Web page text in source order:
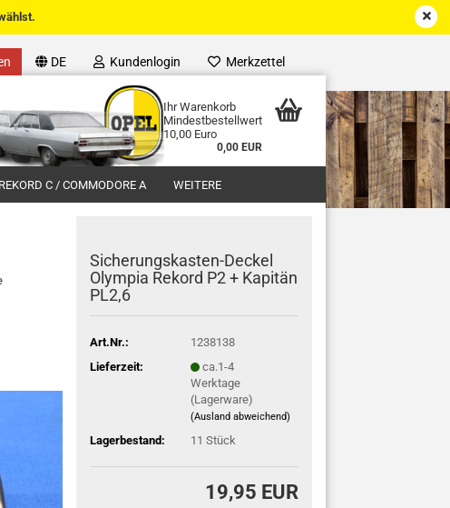
DE Kundenlogin Merkzettel
Ihr Warenkorb
Mindestbestellwert
10,00 Euro
0,00 EUR
REKORD C / COMMODORE A WEITERE
Sicherungskasten-Deckel
Olympia Rekord P2 + Kapitän
PL2,6
Art.Nr.:
1238138
Lieferzeit:
ca.1-4
Werktage
(Lagerware)
(Ausland abweichend)
Lagerbestand: 11 Stück
19,95 EUR